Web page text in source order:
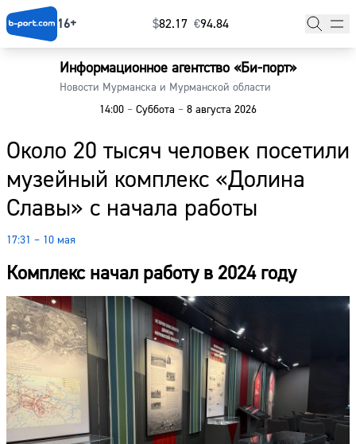
16+ $⁠82.17 €⁠94.84
Информационное агентство «Би-порт»
Новости Мурманска и Мурманской области
14:00 – Суббота – 8 августа 2026
Около 20 тысяч человек посетили
музейный комплекс «Долина
Славы» с начала работы
17:31 – 10 мая
Комплекс начал работу в 2024 году
Главная
Наши гости
Фоторепортажи
Погода
Курсы валют